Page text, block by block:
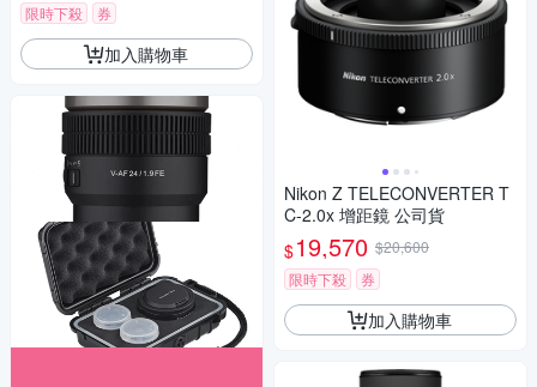
限時下殺
券
加入購物車
Nikon Z TELECONVERTER T
C-2.0x 增距鏡 公司貨
$19,570 $20,600
限時下殺
券
加入購物車